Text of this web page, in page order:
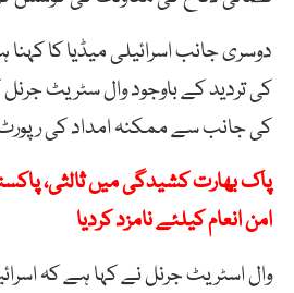
دوسری جانب اسرائیلی میڈیا کا
کی تردید کے باوجود وال سٹریٹ جرنل
کی جانب سے ممکنہ امداد کی
پاک بھارت کشیدگی میں ثالثی،
امن انعام کیلئے نامزد کردیا
وال اسٹریٹ جرنل نے کہا ہے کہ